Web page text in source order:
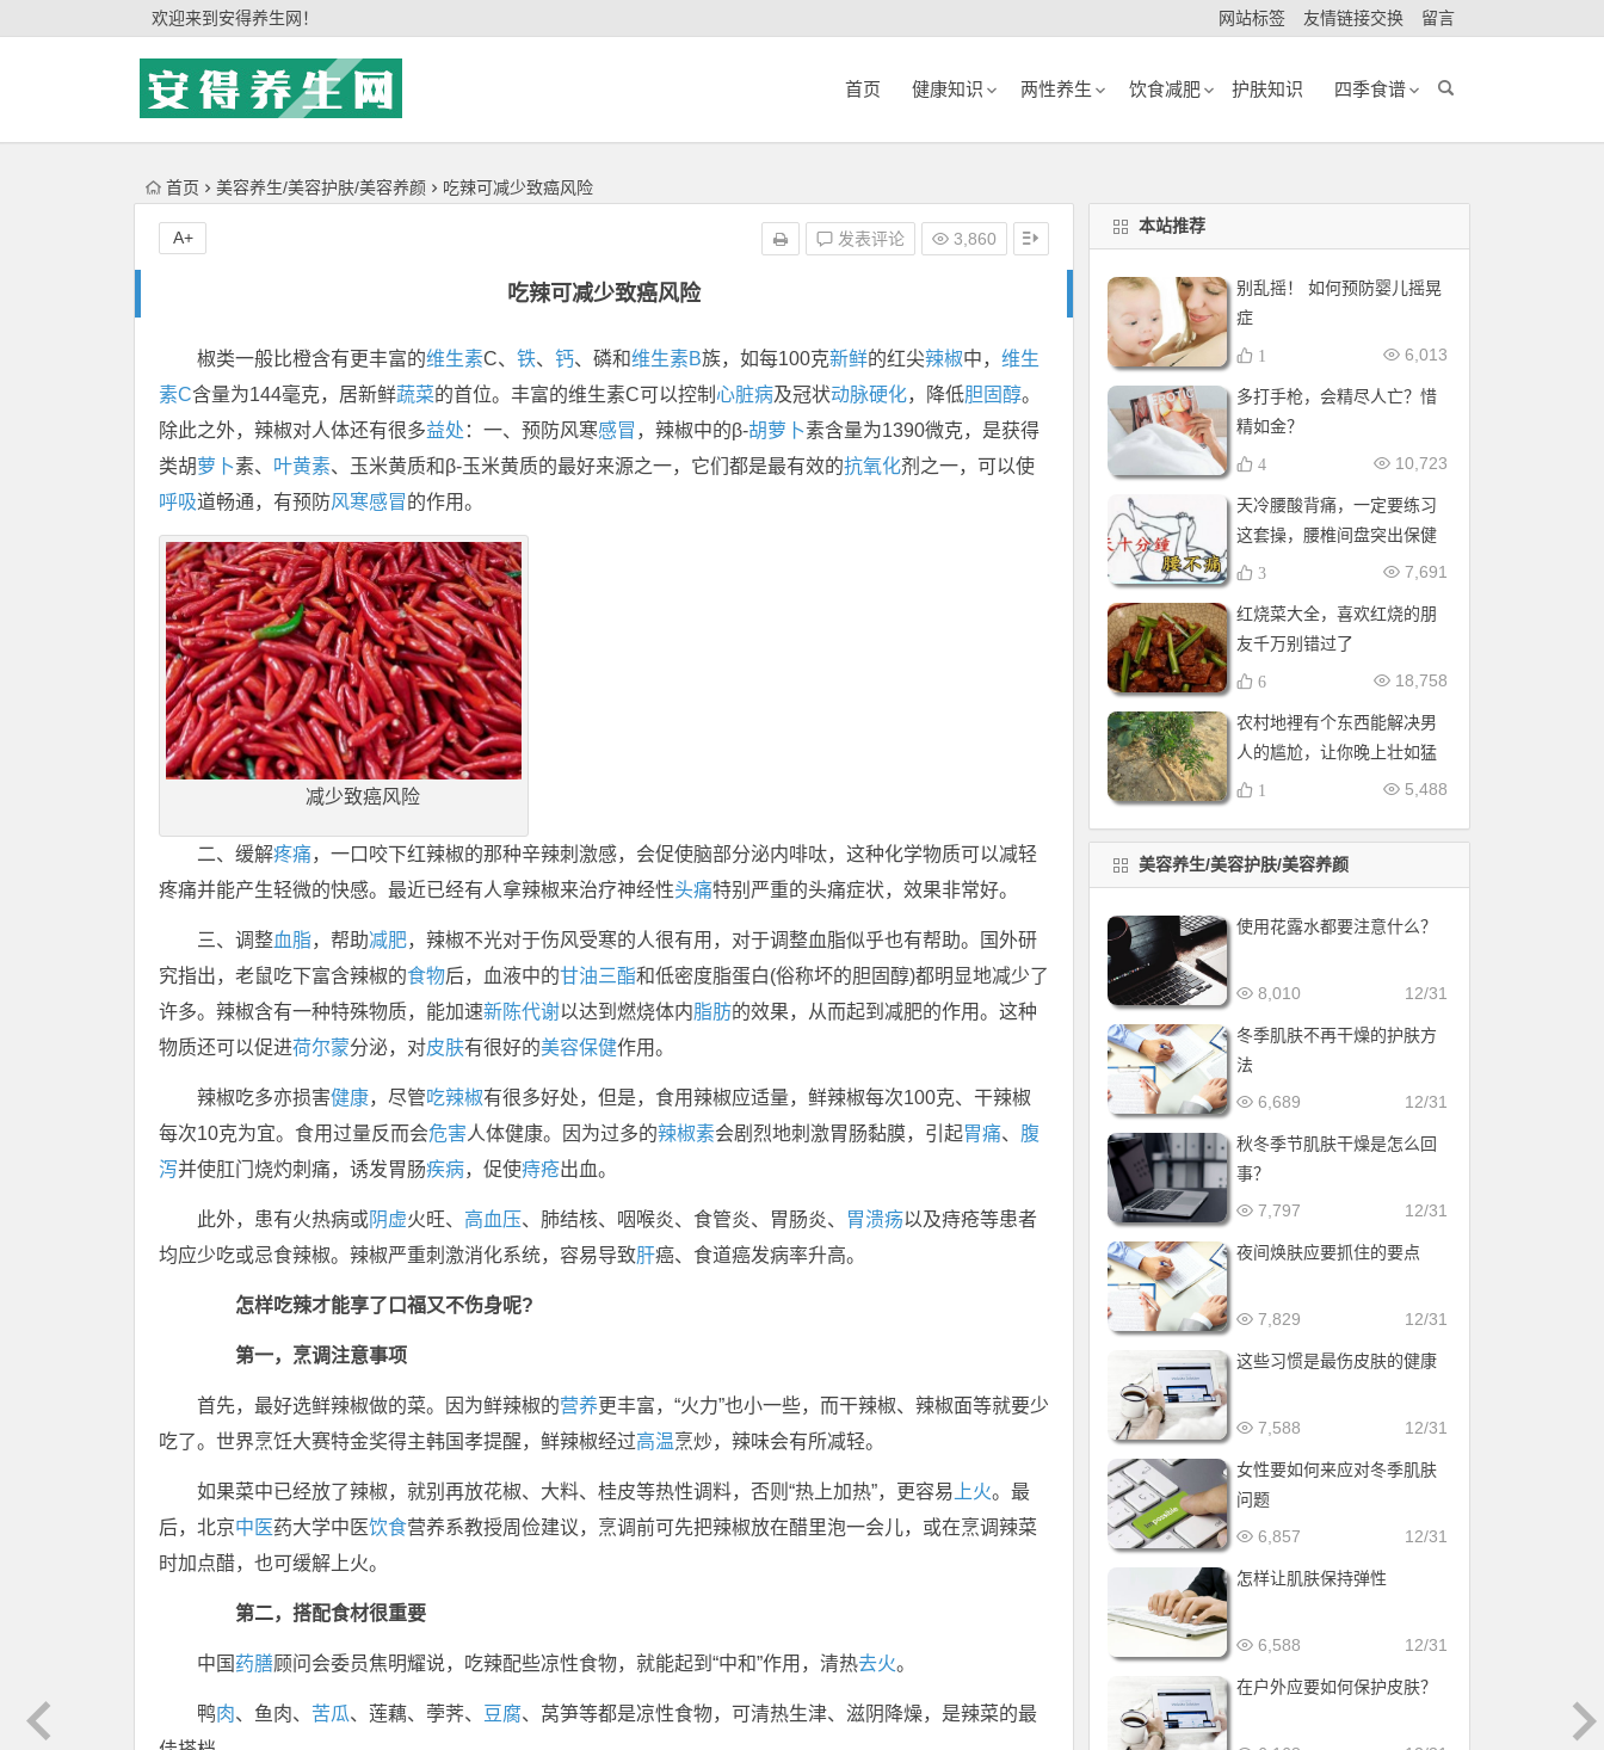
欢迎来到安得养生网！ 网站标签 友情链接交换 留言
首页 健康知识 两性养生 饮食减肥 护肤知识 四季食谱
首页 美容养生/美容护肤/美容养颜 吃辣可减少致癌风险
吃辣可减少致癌风险
发表评论 3,860
A+
椒类一般比橙含有更丰富的维生素C、 铁、 钙、磷和维生素B族，如每100克新鲜的红尖辣椒中， 维生
素C含量为144毫克，居新鲜蔬菜的首位。丰富的维生素C可以控制 心脏病及冠状动脉硬化，降低胆固醇。
除此之外，辣椒对人体还有很多益处 ：一、预防风寒感冒 ，辣椒中的β-胡萝卜素含量为1390微克，是获得
类胡萝卜素、 叶黄素、玉米黄质和β-玉米黄质的最好来源之一，它们都是最有效的抗氧化剂之一，可以使
呼吸道畅通，有预防风寒感冒的作用。
减少致癌风险
二、缓解疼痛，一口咬下红辣椒的那种辛辣刺激感，会促使脑部分泌内啡呔，这种化学物质可以减轻
疼痛并能产生轻微的快感。最近已经有人拿辣椒来治疗神经性头痛特别严重的头痛症状，效果非常好。
三、调整血脂，帮助减肥，辣椒不光对于伤风受寒的人很有用，对于调整血脂似乎也有帮助。国外研
究指出，老鼠吃下富含辣椒的食物后，血液中的甘油三酯和低密度脂蛋白(俗称坏的胆固醇)都明显地减少了
许多。辣椒含有一种特殊物质，能加速新陈代谢以达到燃烧体内脂肪的效果，从而起到减肥的作用。这种
物质还可以促进荷尔蒙分泌，对皮肤有很好的美容保健作用。
辣椒吃多亦损害健康，尽管吃辣椒有很多好处，但是，食用辣椒应适量，鲜辣椒每次100克、干辣椒
每次10克为宜。食用过量反而会危害人体健康。因为过多的辣椒素会剧烈地刺激胃肠黏膜，引起胃痛、 腹
泻并使肛门烧灼刺痛，诱发胃肠疾病，促使痔疮出血。
此外，患有火热病或阴虚火旺、 高血压、肺结核、咽喉炎、食管炎、胃肠炎、 胃溃疡以及痔疮等患者
均应少吃或忌食辣椒。辣椒严重刺激消化系统，容易导致肝癌、食道癌发病率升高。
怎样吃辣才能享了口福又不伤身呢?
第一，烹调注意事项
首先，最好选鲜辣椒做的菜。因为鲜辣椒的营养更丰富，“火力”也小一些，而干辣椒、辣椒面等就要少
吃了。世界烹饪大赛特金奖得主韩国孝提醒，鲜辣椒经过高温烹炒，辣味会有所减轻。
如果菜中已经放了辣椒，就别再放花椒、大料、桂皮等热性调料，否则“热上加热”，更容易 上火。最
后，北京中医药大学中医饮食营养系教授周俭建议，烹调前可先把辣椒放在醋里泡一会儿，或在烹调辣菜
时加点醋，也可缓解上火。
第二，搭配食材很重要
中国 药膳顾问会委员焦明耀说，吃辣配些凉性食物，就能起到“中和”作用，清热去火。
鸭肉、鱼肉、 苦瓜、莲藕、荸荠、 豆腐、莴笋等都是凉性食物，可清热生津、滋阴降燥，是辣菜的最
本站推荐
别乱摇！ 如何预防婴儿摇晃
症
6,013
1
多打手枪，会精尽人亡？惜
精如金？
10,723
4
天冷腰酸背痛，一定要练习
这套操，腰椎间盘突出保健
操，全套收好！每天十分钟
7,691
3
红烧菜大全，喜欢红烧的朋
友千万别错过了
18,758
6
农村地裡有个东西能解决男
人的尴尬，让你晚上壮如猛
牛床受不了
5,488
1
美容养生/美容护肤/美容养颜
使用花露水都要注意什么？
12/31
8,010
冬季肌肤不再干燥的护肤方
法
12/31
6,689
秋冬季节肌肤干燥是怎么回
事？
12/31
7,797
夜间焕肤应要抓住的要点
12/31
7,829
这些习惯是最伤皮肤的健康
12/31
7,588
女性要如何来应对冬季肌肤
问题
12/31
6,857
怎样让肌肤保持弹性
12/31
6,588
在户外应要如何保护皮肤？